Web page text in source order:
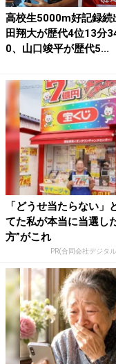
高校生5000m好記録続
田翔大が歴代4位13分
0、山口竣平が歴代5...
「どうせ当たらない」
てた私が本当に当選し
方”がこれ
PR(合同会社デジタ